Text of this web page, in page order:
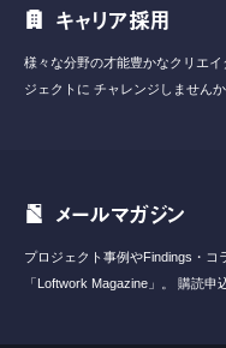
キャリア採用
様々な分野の才能豊かなクリエイ
ジェクトに チャレンジしませんか
メールマガジン
プロジェクト事例やFindings・コ
「Loftwork Magazine」。
購読申